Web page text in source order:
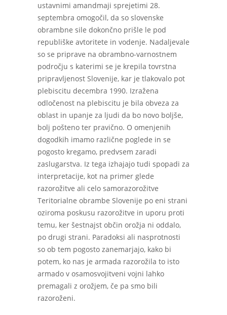
ustavnimi amandmaji sprejetimi 28.
septembra omogočil, da so slovenske
obrambne sile dokončno prišle le pod
republiške avtoritete in vodenje. Nadaljevale
so se priprave na obrambno-varnostnem
področju s katerimi se je krepila tovrstna
pripravljenost Slovenije, kar je tlakovalo pot
plebiscitu decembra 1990. Izražena
odločenost na plebiscitu je bila obveza za
oblast in upanje za ljudi da bo novo boljše,
bolj pošteno ter pravično. O omenjenih
dogodkih imamo različne poglede in se
pogosto kregamo, predvsem zaradi
zaslugarstva. Iz tega izhajajo tudi spopadi za
interpretacije, kot na primer glede
razorožitve ali celo samorazorožitve
Teritorialne obrambe Slovenije po eni strani
oziroma poskusu razorožitve in uporu proti
temu, ker šestnajst občin orožja ni oddalo,
po drugi strani. Paradoksi ali nasprotnosti
so ob tem pogosto zanemarjajo, kako bi
potem, ko nas je armada razorožila to isto
armado v osamosvojitveni vojni lahko
premagali z orožjem, če pa smo bili
razoroženi.